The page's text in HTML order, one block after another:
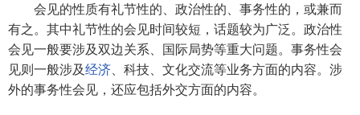
会见的性质有礼节性的、政治性的、事务性的，或兼而
有之。其中礼节性的会见时间较短，话题较为广泛。政治性
会见一般要涉及双边关系、国际局势等重大问题。事务性会
见则一般涉及经济 、科技、文化交流等业务方面的内容。涉
外的事务性会见，还应包括外交方面的内容。